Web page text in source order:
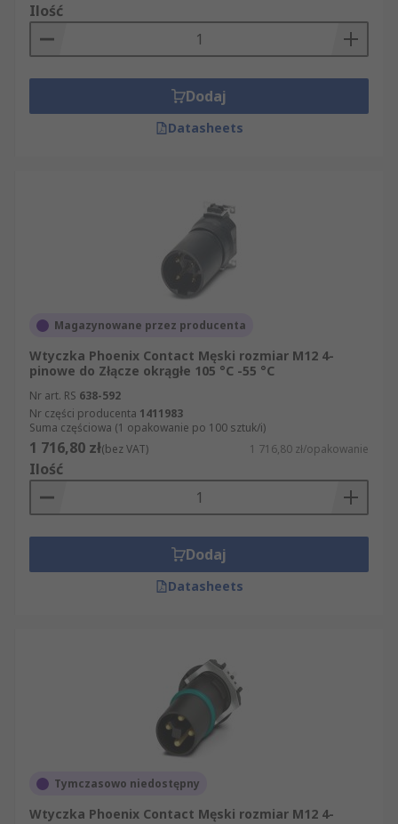
Ilość
Dodaj
Datasheets
Magazynowane przez producenta
Wtyczka Phoenix Contact Męski rozmiar M12 4-
pinowe do Złącze okrągłe 105 °C -55 °C
Nr art. RS 638-592
Nr części producenta 1411983
Suma częściowa (1 opakowanie po 100 sztuk/i)
1 716,80 zł(bez VAT) 1 716,80 zł/opakowanie
Ilość
Dodaj
Datasheets
Tymczasowo niedostępny
Wtyczka Phoenix Contact Męski rozmiar M12 4-